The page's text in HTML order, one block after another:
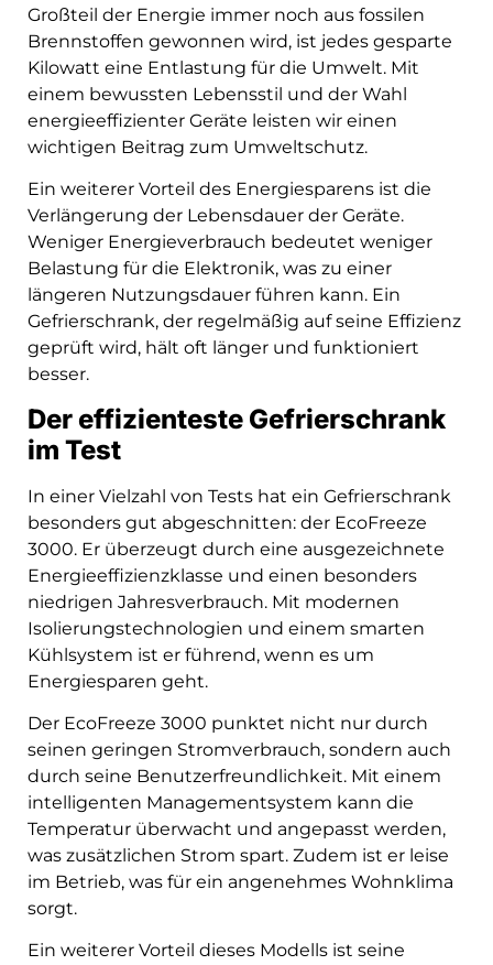
Großteil der Energie immer noch aus fossilen
Brennstoffen gewonnen wird, ist jedes gesparte
Kilowatt eine Entlastung für die Umwelt. Mit
einem bewussten Lebensstil und der Wahl
energieeffizienter Geräte leisten wir einen
wichtigen Beitrag zum Umweltschutz.
Ein weiterer Vorteil des Energiesparens ist die
Verlängerung der Lebensdauer der Geräte.
Weniger Energieverbrauch bedeutet weniger
Belastung für die Elektronik, was zu einer
längeren Nutzungsdauer führen kann. Ein
Gefrierschrank, der regelmäßig auf seine Effizienz
geprüft wird, hält oft länger und funktioniert
besser.
Der effizienteste Gefrierschrank
im Test
In einer Vielzahl von Tests hat ein Gefrierschrank
besonders gut abgeschnitten: der EcoFreeze
3000. Er überzeugt durch eine ausgezeichnete
Energieeffizienzklasse und einen besonders
niedrigen Jahresverbrauch. Mit modernen
Isolierungstechnologien und einem smarten
Kühlsystem ist er führend, wenn es um
Energiesparen geht.
Der EcoFreeze 3000 punktet nicht nur durch
seinen geringen Stromverbrauch, sondern auch
durch seine Benutzerfreundlichkeit. Mit einem
intelligenten Managementsystem kann die
Temperatur überwacht und angepasst werden,
was zusätzlichen Strom spart. Zudem ist er leise
im Betrieb, was für ein angenehmes Wohnklima
sorgt.
Ein weiterer Vorteil dieses Modells ist seine